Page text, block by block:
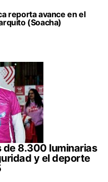
reporta avance en el
(Soacha)
de 8.300 luminarias
y el deporte